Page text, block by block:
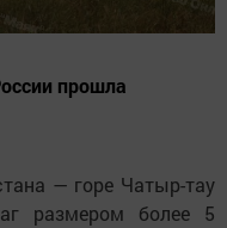
прошла
— горе Чатыр-тау
размером более 5